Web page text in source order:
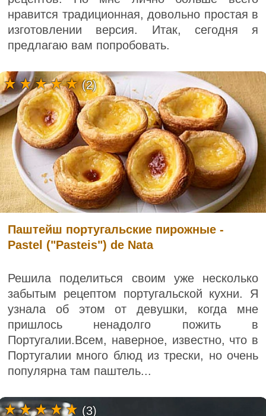
нравится традиционная, довольно простая в
изготовлении версия. Итак, сегодня я
предлагаю вам попробовать.
Паштейш португальские пирожные -
Pastel ("Pasteis") de Nata
Решила поделиться своим уже несколько
забытым рецептом португальской кухни. Я
узнала об этом от девушки, когда мне
пришлось ненадолго пожить в
Португалии.Всем, наверное, известно, что в
Португалии много блюд из трески, но очень
популярна там паштель...
(2)
(3)